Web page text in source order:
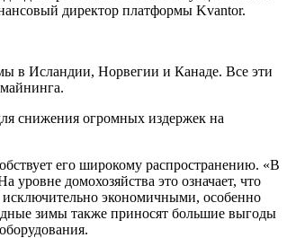
директор платформы Kvantor.
в Исландии, Норвегии и Канаде. Все эти
снижения огромных издержек на
его широкому распространению. «В
домохозяйства это означает, что
исключительно экономичными, особенно
зимы также приносят большие выгоды